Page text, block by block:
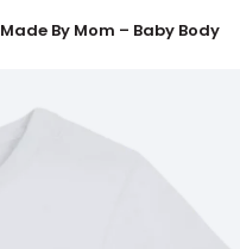
Made By Mom – Baby Body